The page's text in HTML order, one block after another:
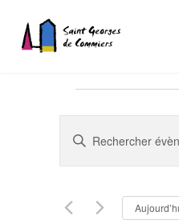
for
Recherche
et
navigation
Saisir
Rechercher
Évènements